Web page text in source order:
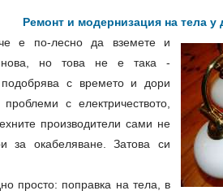
Ремонт и модернизация на тела у
е по-лесно да вземете и
но това не е така -
с времето и дори
с електричеството,
производители сами не
за окабеляване. Затова си
просто: поправка на тела, в